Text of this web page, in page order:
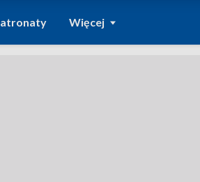
Więcej